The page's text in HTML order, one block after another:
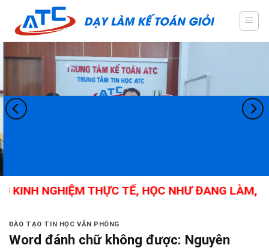
content
THỰC TẾ, HỌC NHƯ ĐANG LÀM, KẾ
ĐÀO TẠO TIN HỌC VĂN PHÒNG
Word đánh chữ không được: Nguyên